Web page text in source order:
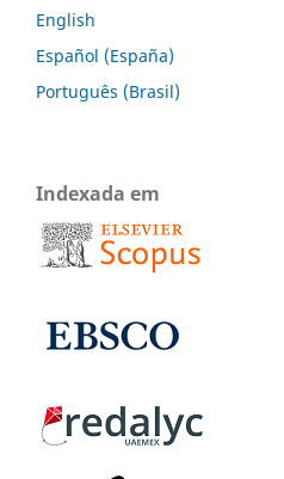
English
Español (España)
Português (Brasil)
Indexada em